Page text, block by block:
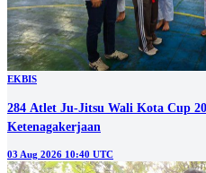
EKBIS
284 Atlet Ju-Jitsu Wali Kota Cup
Ketenagakerjaan
03 Aug 2026 10:40 UTC